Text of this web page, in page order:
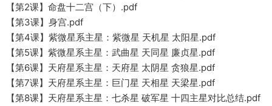
【第2课】命盘十二宫（下）.pdf
【第3课】身宫.pdf
【第4课】紫微星系主星：紫微星 天机星 太阳星.pdf
【第5课】紫微星系主星：武曲星 天同星 廉贞星.pdf
【第6课】天府星系主星：天府星 太阴星 贪狼星.pdf
【第7课】天府星系主星：巨门星 天相星 天梁星.pdf
【第8课】天府星系主星：七杀星 破军星 十四主星对比总结.pdf